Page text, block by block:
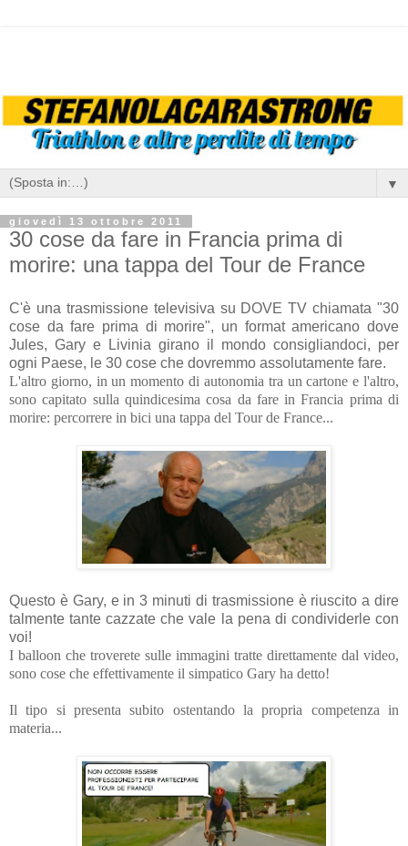
▼
giovedì 13 ottobre 2011
30 cose da fare in Francia prima di
morire: una tappa del Tour de France
C'è una trasmissione televisiva su DOVE TV chiamata "30
cose da fare prima di morire", un format americano dove
Jules, Gary e Livinia girano il mondo consigliandoci, per
ogni Paese, le 30 cose che dovremmo assolutamente fare.
L'altro giorno, in un momento di autonomia tra un cartone e l'altro,
sono capitato sulla quindicesima cosa da fare in Francia prima di
morire: percorrere in bici una tappa del Tour de France...
Questo è Gary, e in 3 minuti di trasmissione è riuscito a dire
talmente tante cazzate che vale la pena di condividerle con
voi!
I balloon che troverete sulle immagini tratte direttamente dal video,
sono cose che effettivamente il simpatico Gary ha detto!
Il tipo si presenta subito ostentando la propria competenza in
materia...